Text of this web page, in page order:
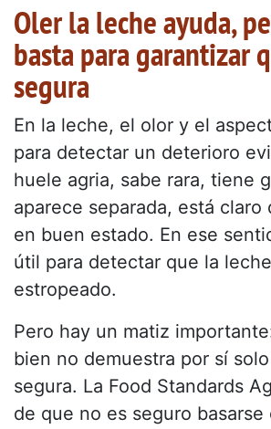
Oler la leche ayuda,
basta para garantizar
segura
En la leche, el olor y el
para detectar un deterioro
huele agria, sabe rara, tiene
aparece separada, está claro
en buen estado. En ese
útil para detectar que la
estropeado.
Pero hay un matiz
bien no demuestra por sí
segura. La Food Standards
de que no es seguro basarse